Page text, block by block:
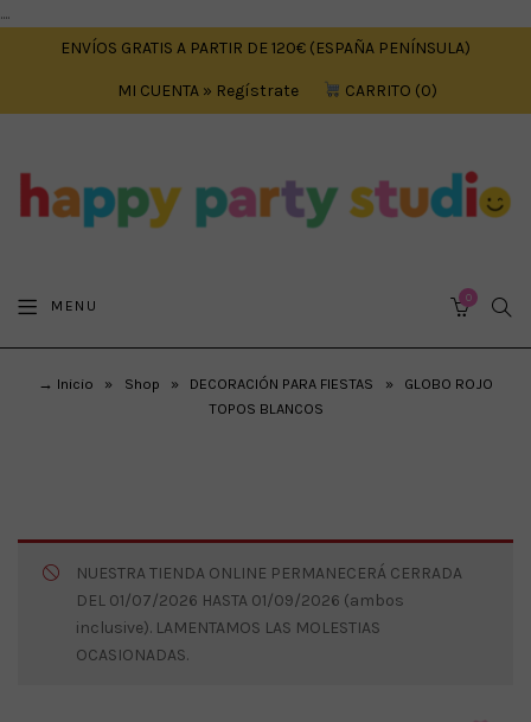
....
ENVÍOS GRATIS A PARTIR DE 120€ (ESPAÑA PENÍNSULA)
MI CUENTA » Regístrate CARRITO 0
MENU 0
→ Inicio » Shop » DECORACIÓN PARA FIESTAS »
GLOBO ROJO
TOPOS BLANCOS
NUESTRA TIENDA ONLINE PERMANECERÁ CERRADA
DEL 01/07/2026 HASTA 01/09/2026 (ambos
inclusive). LAMENTAMOS LAS MOLESTIAS
OCASIONADAS.